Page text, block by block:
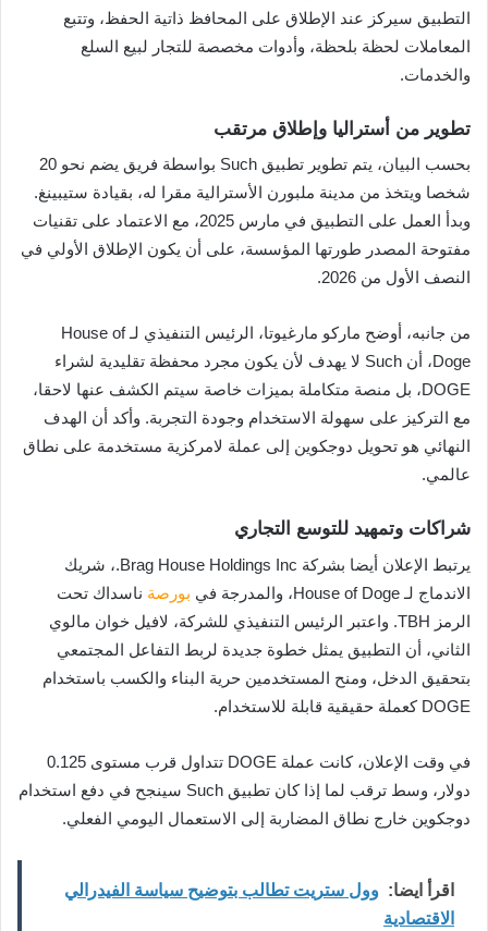
التطبيق سيركز عند الإطلاق على المحافظ ذاتية الحفظ، وتتبع
المعاملات لحظة بلحظة، وأدوات مخصصة للتجار لبيع السلع
والخدمات.
تطوير من أستراليا وإطلاق مرتقب
بحسب البيان، يتم تطوير تطبيق Such بواسطة فريق يضم نحو 20
شخصا ويتخذ من مدينة ملبورن الأسترالية مقرا له، بقيادة ستيبينغ.
وبدأ العمل على التطبيق في مارس 2025، مع الاعتماد على تقنيات
مفتوحة المصدر طورتها المؤسسة، على أن يكون الإطلاق الأولي في
النصف الأول من 2026.
من جانبه، أوضح ماركو مارغيوتا، الرئيس التنفيذي لـ House of
Doge، أن Such لا يهدف لأن يكون مجرد محفظة تقليدية لشراء
DOGE، بل منصة متكاملة بميزات خاصة سيتم الكشف عنها لاحقا،
مع التركيز على سهولة الاستخدام وجودة التجربة. وأكد أن الهدف
النهائي هو تحويل دوجكوين إلى عملة لامركزية مستخدمة على نطاق
عالمي.
شراكات وتمهيد للتوسع التجاري
يرتبط الإعلان أيضا بشركة Brag House Holdings Inc.، شريك
الاندماج لـ House of Doge، والمدرجة في
بورصة ناسداك تحت
الرمز TBH. واعتبر الرئيس التنفيذي للشركة، لافيل خوان مالوي
الثاني، أن التطبيق يمثل خطوة جديدة لربط التفاعل المجتمعي
بتحقيق الدخل، ومنح المستخدمين حرية البناء والكسب باستخدام
DOGE كعملة حقيقية قابلة للاستخدام.
في وقت الإعلان، كانت عملة DOGE تتداول قرب مستوى 0.125
دولار، وسط ترقب لما إذا كان تطبيق Such سينجح في دفع استخدام
دوجكوين خارج نطاق المضاربة إلى الاستعمال اليومي الفعلي.
اقرأ ايضا: وول ستريت تطالب بتوضيح سياسة الفيدرالي
الاقتصادية